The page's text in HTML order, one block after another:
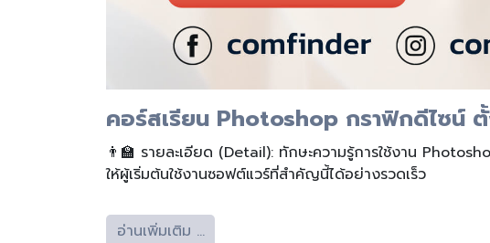
คอร์สเรียน Photoshop กราฟิกดีไซน์
👨‍🏫 รายละเอียด (Detail): ทักษะความรู้การใช้งาน
ให้ผู้เริ่มต้นใช้งานซอฟต์แวร์ที่สำคัญนี้ได้อย่างรวดเร็ว
อ่านเพิ่มเติม …